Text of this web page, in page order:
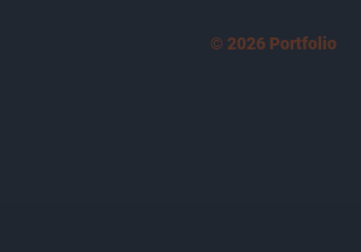
© 2026 Portfolio